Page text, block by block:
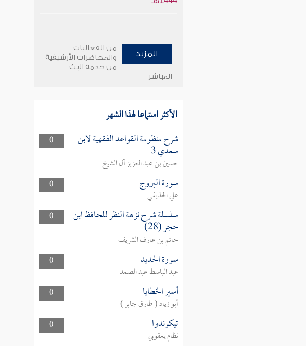
المزيد
من الفعاليات
والمحاضرات الأرشيفية
من خدمة البث
المباشر
الأكثر استماعا لهذا الشهر
0 شرح منظومة القواعد الفقهية لابن
سعدي 3
حسين بن عبد العزيز آل الشيخ
0
سورة البروج
علي الحذيفي
0
سلسلة شرح نزهة النظر للحافظ ابن
حجر (28)
حاتم بن عارف الشريف
0
سورة الحديد
عبد الباسط عبد الصمد
0
أسير الخطايا
أبو زياد ( طارق جابر )
0
تيكوندوا
نظام يعقوبي